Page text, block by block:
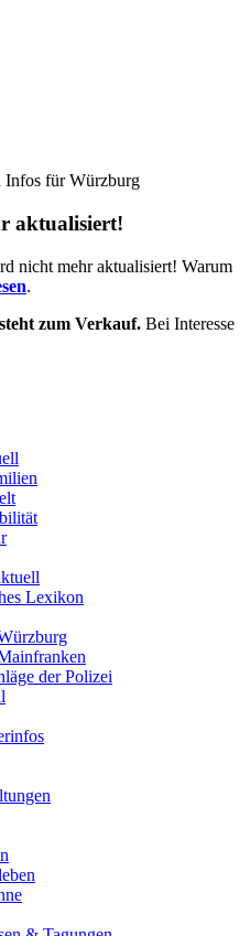
Infos für Würzburg
aktualisiert!
nicht mehr aktualisiert! Warum
.
zum Verkauf. Bei Interesse
Lexikon
der Polizei